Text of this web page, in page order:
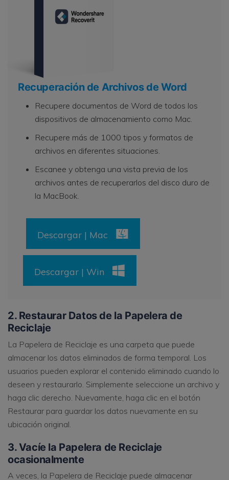
Recuperación de Archivos de Word
Recupere documentos de Word de todos los
dispositivos de almacenamiento como Mac.
Recupere más de 1000 tipos y formatos de
archivos en diferentes situaciones.
Escanee y obtenga una vista previa de los
archivos antes de recuperarlos del disco duro de
la MacBook.
Descargar | Mac
Descargar | Win
2. Restaurar Datos de la Papelera de
Reciclaje
La Papelera de Reciclaje es una carpeta que puede
almacenar los datos eliminados de forma temporal. Los
usuarios pueden explorar el contenido eliminado cuando lo
deseen y restaurarlo. Simplemente seleccione un archivo y
haga clic derecho. Nuevamente, haga clic en el botón
Restaurar para guardar los datos nuevamente en su
ubicación original.
3. Vacíe la Papelera de Reciclaje
ocasionalmente
A veces, la Papelera de Reciclaje puede almacenar